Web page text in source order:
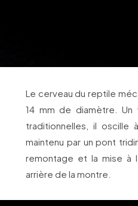
Le cerveau du reptile
14 mm de diamètre.
traditionnelles, il
maintenu par un pont
remontage et la mise à
arrière de la montre.